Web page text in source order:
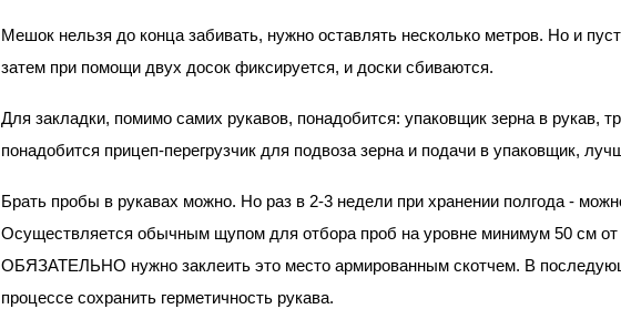
Мешок нельзя до конца забивать, нужно оставлять несколько метров. Но и
затем при помощи двух досок фиксируется, и доски сбиваются.
Для закладки, помимо самих рукавов, понадобится: упаковщик зерна в
понадобится прицеп-перегрузчик для подвоза зерна и подачи в упаковщик,
Брать пробы в рукавах можно. Но раз в 2-3 недели при хранении полгода -
Осуществляется обычным щупом для отбора проб на уровне минимум 50 см
ОБЯЗАТЕЛЬНО нужно заклеить это место армированным скотчем. В
процессе сохранить герметичность рукава.